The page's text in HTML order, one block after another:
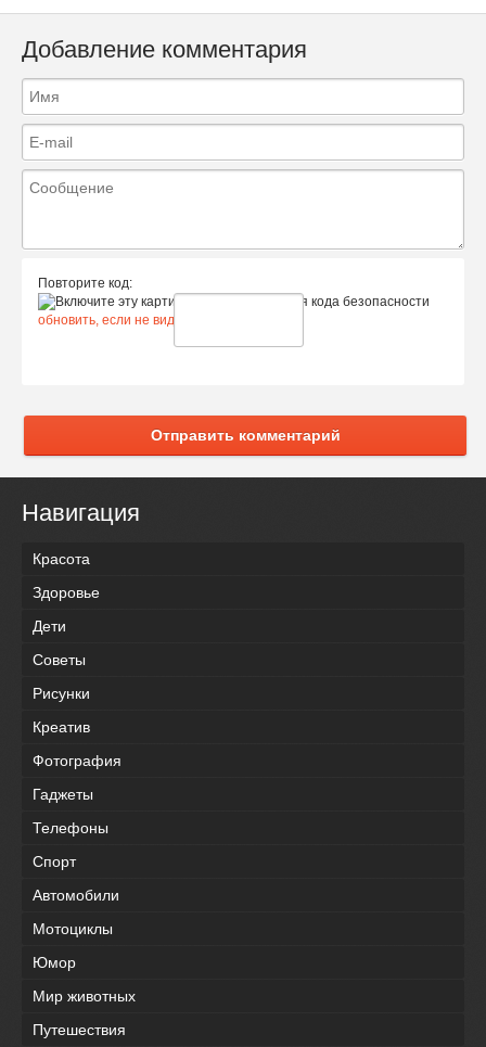
Добавление комментария
Повторите код:
обновить, если не виден код
Отправить комментарий
Навигация
Красота
Здоровье
Дети
Советы
Рисунки
Креатив
Фотография
Гаджеты
Телефоны
Спорт
Автомобили
Мотоциклы
Юмор
Мир животных
Путешествия